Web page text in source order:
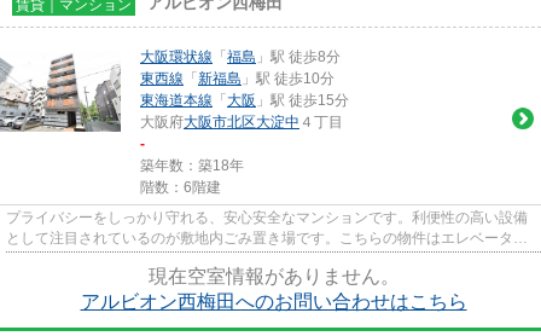
賃貸｜マンション
大阪環状線 「 福島 」駅 徒歩8分
東西線 「 新福島 」駅 徒歩10分
東海道本線 「 大阪 」駅 徒歩15分
大阪府大阪市北区大淀中 ４丁目
-
築年数：築18年
階数：6階建
プライバシーをしっかり守れる、安心安全なマンションです。利便性の高い設備
として注目されているのが敷地内ごみ置き場です。こちらの物件はエレベーター
現在空室情報がありません。
アルビオン西梅田へのお問い合わせはこちら